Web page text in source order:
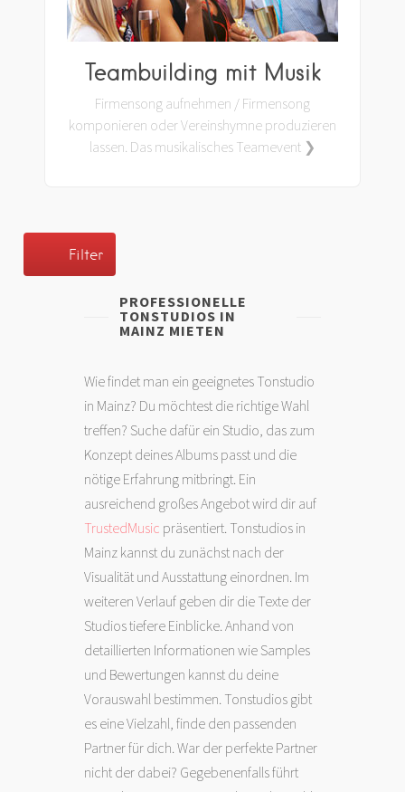
Teambuilding mit Musik
Firmensong aufnehmen / Firmensong
komponieren oder Vereinshymne produzieren
lassen. Das musikalisches Teamevent ❯
Filter
PROFESSIONELLE
TONSTUDIOS IN
MAINZ MIETEN
Wie findet man ein geeignetes Tonstudio
in Mainz? Du möchtest die richtige Wahl
treffen? Suche dafür ein Studio, das zum
Konzept deines Albums passt und die
nötige Erfahrung mitbringt. Ein
ausreichend großes Angebot wird dir auf
TrustedMusic präsentiert. Tonstudios in
Mainz kannst du zunächst nach der
Visualität und Ausstattung einordnen. Im
weiteren Verlauf geben dir die Texte der
Studios tiefere Einblicke. Anhand von
detaillierten Informationen wie Samples
und Bewertungen kannst du deine
Vorauswahl bestimmen. Tonstudios gibt
es eine Vielzahl, finde den passenden
Partner für dich. War der perfekte Partner
nicht der dabei? Gegebenenfalls führt